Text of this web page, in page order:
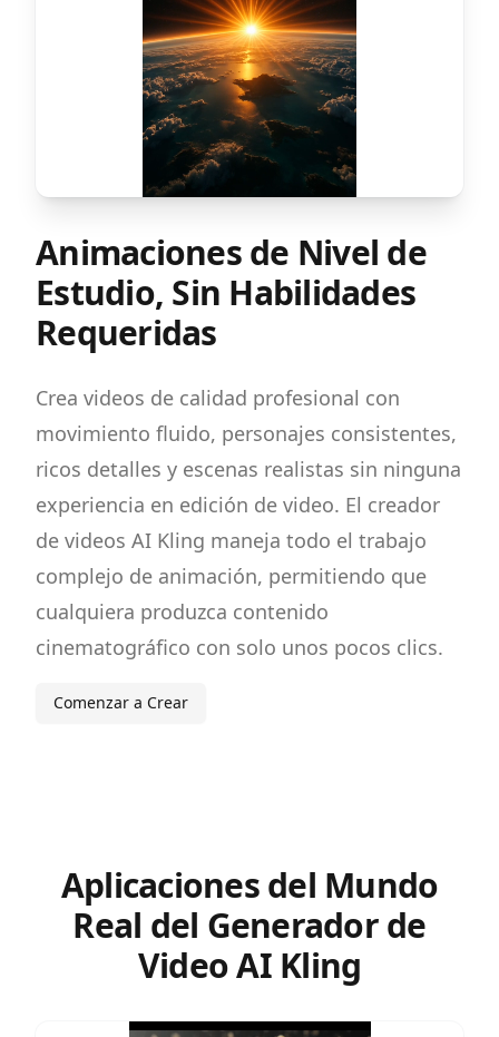
Animaciones de Nivel de
Estudio, Sin Habilidades
Requeridas
Crea videos de calidad profesional con
movimiento fluido, personajes consistentes,
ricos detalles y escenas realistas sin ninguna
experiencia en edición de video. El creador
de videos AI Kling maneja todo el trabajo
complejo de animación, permitiendo que
cualquiera produzca contenido
cinematográfico con solo unos pocos clics.
Comenzar a Crear
Aplicaciones del Mundo
Real del Generador de
Video AI Kling